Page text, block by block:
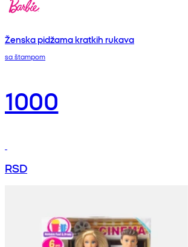
Ženska pidžama kratkih rukava
sa štampom
1000
RSD